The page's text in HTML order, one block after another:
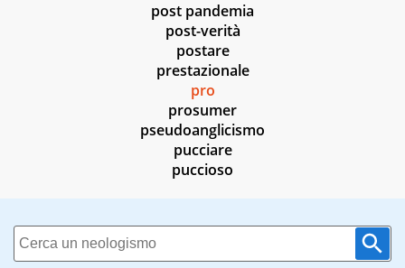
post pandemia
post-verità
postare
prestazionale
pro
prosumer
pseudoanglicismo
pucciare
puccioso